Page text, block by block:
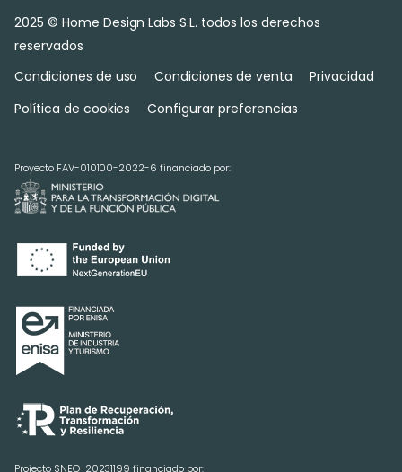
2025 © Home Design Labs S.L. todos los derechos
reservados
Condiciones de uso
Condiciones de venta
Privacidad
Política de cookies
Configurar preferencias
Proyecto FAV-010100-2022-6 financiado por:
Projecto SNEO-20231199 financiado por: